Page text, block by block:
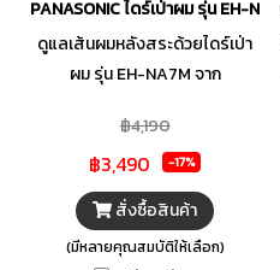
PANASONIC ไดร์เป่าผม รุ่น EH-
ดูแลเส้นผมหลังสระด้วยไดร์เป่า
ผม รุ่น EH-NA7M จาก
น้อยลงด้วยเทคโนโลยี Nanoe
ช่วยดูแลเส้นผมอย่างล้ำลึก
เส้นผมอย่างล้ำลึก รักษาสมดุล
ความชุ่มชื้นที่เหมาะสม เพื่อลด
ความแห้งของเส้นผม และจัดทรง
฿4,190
฿3,490 -17%
สั่งซื้อสินค้า
(มีหลายคุณสมบัติให้เลือก)